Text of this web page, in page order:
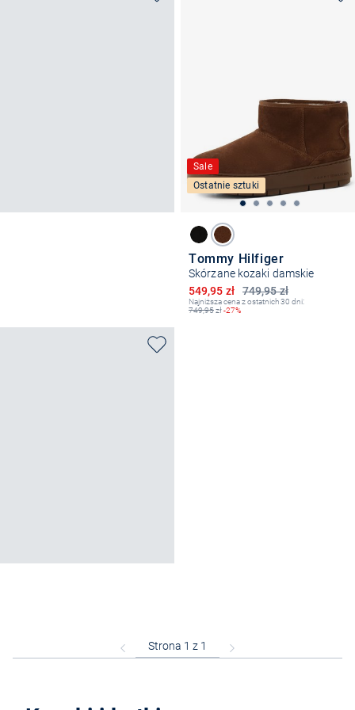
Sale
Ostatnie sztuki
Tommy Hilfiger
Skórzane kozaki damskie
749,95 zł
Obniżona cena
549,95 zł
Najniższa cena z ostatnich 30 dni:
749,95zł-27%